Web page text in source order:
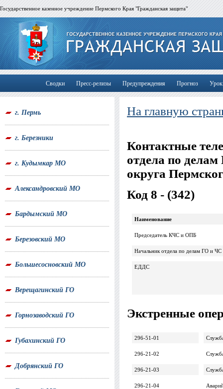
Государственное казенное учреждение Пермского Края "Гражданская защита"
Сводки Пресс-релизы Предупреждения Прогноз
г. Пермь
г. Березники
г. Кудымкар МО
Александровский МО
Бардымский МО
Березовский МО
Большесосновский МО
Верещагинский ГО
Горнозаводский ГО
Губахинский ГО
Добрянский ГО
На главную
Контактные
отдела по
округа
Код 8 - (342)
Наименование
Председатель КЧС и ОПБ
Начальник отдела по делам ГО и ЧС
ЕДДС
Экстренные
296-51-01
296-21-02
296-21-03
296-21-04